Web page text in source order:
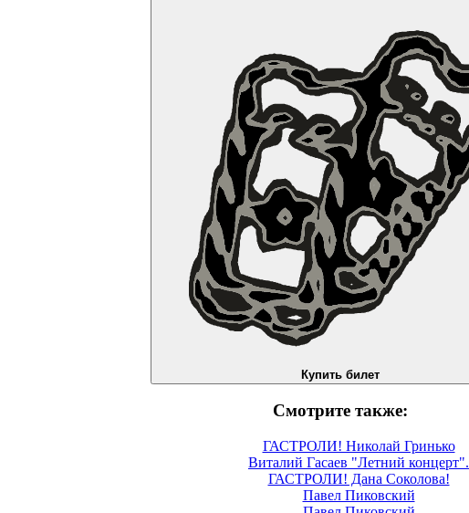
Купить билет
Смотрите также:
ГАСТРОЛИ! Николай Гринько
Виталий Гасаев "Летний концерт".
ГАСТРОЛИ! Дана Соколова!
Павел Пиковский